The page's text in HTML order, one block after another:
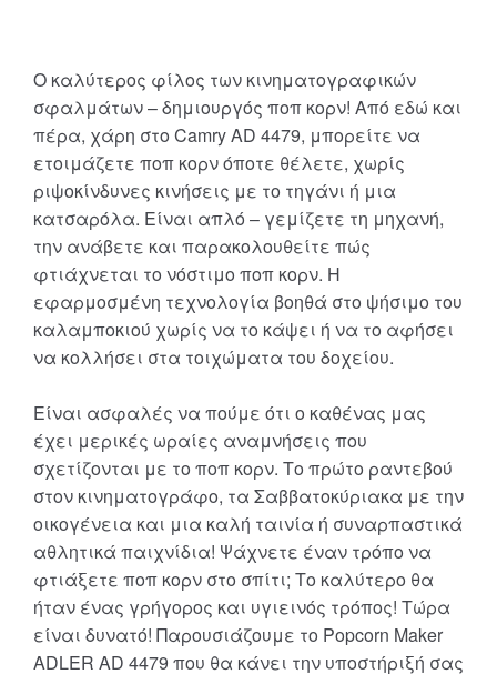
Ο καλύτερος φίλος των κινηματογραφικών
σφαλμάτων – δημιουργός ποπ κορν! Από εδώ και
πέρα, χάρη στο Camry AD 4479, μπορείτε να
ετοιμάζετε ποπ κορν όποτε θέλετε, χωρίς
ριψοκίνδυνες κινήσεις με το τηγάνι ή μια
κατσαρόλα. Είναι απλό – γεμίζετε τη μηχανή,
την ανάβετε και παρακολουθείτε πώς
φτιάχνεται το νόστιμο ποπ κορν. Η
εφαρμοσμένη τεχνολογία βοηθά στο ψήσιμο του
καλαμποκιού χωρίς να το κάψει ή να το αφήσει
να κολλήσει στα τοιχώματα του δοχείου.
Είναι ασφαλές να πούμε ότι ο καθένας μας
έχει μερικές ωραίες αναμνήσεις που
σχετίζονται με το ποπ κορν. Το πρώτο ραντεβού
στον κινηματογράφο, τα Σαββατοκύριακα με την
οικογένεια και μια καλή ταινία ή συναρπαστικά
αθλητικά παιχνίδια! Ψάχνετε έναν τρόπο να
φτιάξετε ποπ κορν στο σπίτι; Το καλύτερο θα
ήταν ένας γρήγορος και υγιεινός τρόπος! Τώρα
είναι δυνατό! Παρουσιάζουμε το Popcorn Maker
ADLER AD 4479 που θα κάνει την υποστήριξή σας